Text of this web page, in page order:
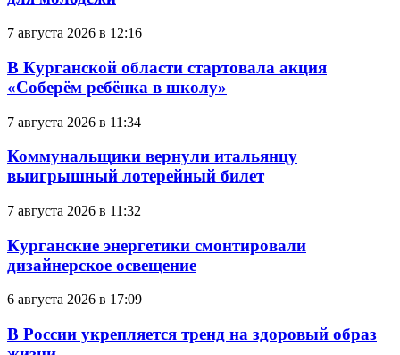
7 августа 2026 в 12:16
В Курганской области стартовала акция
«Соберём ребёнка в школу»
7 августа 2026 в 11:34
Коммунальщики вернули итальянцу
выигрышный лотерейный билет
7 августа 2026 в 11:32
Курганские энергетики смонтировали
дизайнерское освещение
6 августа 2026 в 17:09
В России укрепляется тренд на здоровый образ